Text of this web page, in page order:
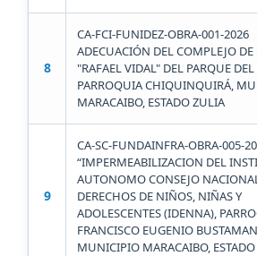
8
CA-FCI-FUNIDEZ-OBRA-001-2026
ADECUACIÓN DEL COMPLEJO DE
"RAFAEL VIDAL" DEL PARQUE DEL
PARROQUIA CHIQUINQUIRÁ,
MARACAIBO, ESTADO ZULIA
9
CA-SC-FUNDAINFRA-OBRA-005-
“IMPERMEABILIZACION DEL
AUTONOMO CONSEJO
DERECHOS DE NIÑOS, NIÑAS Y
ADOLESCENTES (IDENNA),
FRANCISCO EUGENIO
MUNICIPIO MARACAIBO,